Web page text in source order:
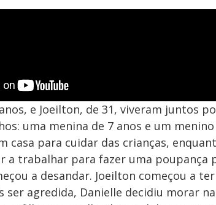
e Joeilton, de 31, viveram juntos
uma menina de 7 anos e um menino
casa para cuidar das crianças,
a trabalhar para fazer uma poupança
a desandar. Joeilton começou a
ser agredida, Danielle decidiu morar